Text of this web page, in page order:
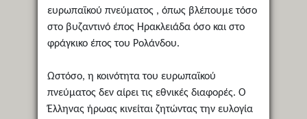
ευρωπαϊκού πνεύματος , όπως βλέπουμε τόσο
στο βυζαντινό έπος Ηρακλειάδα όσο και στο
φράγκικο έπος του Ρολάνδου.
Ωστόσο, η κοινότητα του ευρωπαϊκού
πνεύματος δεν αίρει τις εθνικές διαφορές. Ο
Έλληνας ήρωας κινείται ζητώντας την ευλογία